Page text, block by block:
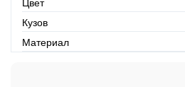
Цвет
Кузов
Материал